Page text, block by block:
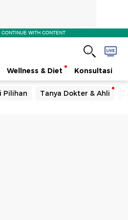
WITH CONTENT
Wellness & Diet Konsultasi
Pilihan Tanya Dokter & Ahli